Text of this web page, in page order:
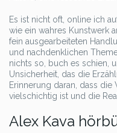
Es ist nicht oft, online ich
wie ein wahres Kunstwerk
fein ausgearbeiteten
und nachdenklichen
nichts so, buch es schien,
Unsicherheit, das die
Erinnerung daran, dass
vielschichtig ist und die
Alex Kava